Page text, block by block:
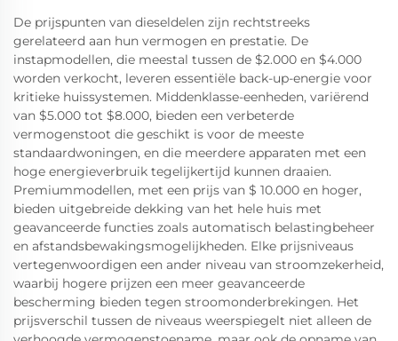
De prijspunten van dieseldelen zijn rechtstreeks
gerelateerd aan hun vermogen en prestatie. De
instapmodellen, die meestal tussen de $2.000 en $4.000
worden verkocht, leveren essentiële back-up-energie voor
kritieke huissystemen. Middenklasse-eenheden, variërend
van $5.000 tot $8.000, bieden een verbeterde
vermogenstoot die geschikt is voor de meeste
standaardwoningen, en die meerdere apparaten met een
hoge energieverbruik tegelijkertijd kunnen draaien.
Premiummodellen, met een prijs van $ 10.000 en hoger,
bieden uitgebreide dekking van het hele huis met
geavanceerde functies zoals automatisch belastingbeheer
en afstandsbewakingsmogelijkheden. Elke prijsniveaus
vertegenwoordigen een ander niveau van stroomzekerheid,
waarbij hogere prijzen een meer geavanceerde
bescherming bieden tegen stroomonderbrekingen. Het
prijsverschil tussen de niveaus weerspiegelt niet alleen de